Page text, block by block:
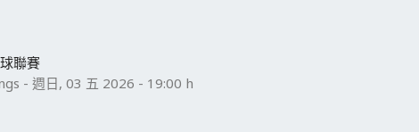
聯賽
- 週日, 03 五 2026 - 19:00 h